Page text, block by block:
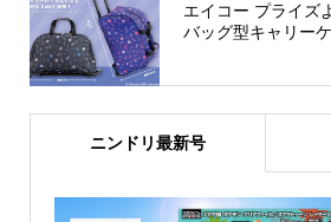
エイコー プライズ
バッグ型キャリー
ニンドリ最新号